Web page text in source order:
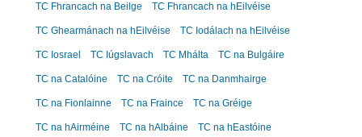
TC Fhrancach na Beilge TC Fhrancach na hEilvéise
TC Ghearmánach na hEilvéise TC Iodálach na hEilvéise
TC Iosrael TC Iúgslavach TC Mhálta TC na Bulgáire
TC na Catalóine TC na Cróite TC na Danmhairge
TC na Fionlainne TC na Fraince TC na Gréige
TC na hAirméine TC na hAlbáine TC na hEastóine